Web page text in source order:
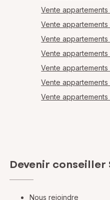
Vente appartements
Vente appartements
Vente appartements
Vente appartements
Vente appartements
Vente
Vente appartements
Devenir conseiller
Nous rejoindre